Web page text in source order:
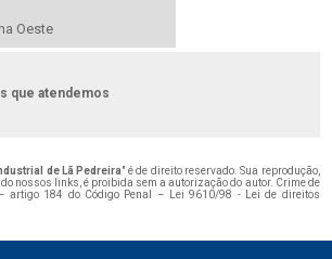
Oeste
que atendemos
de Lã Pedreira" é de direito reservado. Sua reprodução,
nossos links, é proibida sem a autorização do autor. Crime de
artigo 184 do Código Penal –
Lei 9610/98 - Lei de direitos